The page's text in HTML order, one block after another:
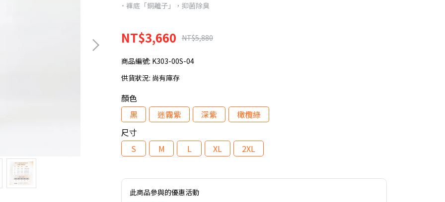
˙ 褲底「銅離子」，抑菌除臭
NT$3,660 NT$5,880
商品編號: K303-00S-04
供貨狀況: 尚有庫存
顏色
黑
迷霧紫 深紫
橄欖綠
尺寸
S
M L XL 2XL
此商品參與的優惠活動